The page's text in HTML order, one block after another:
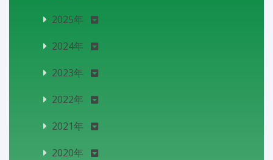
2025年
2024年
2023年
2022年
2021年
2020年